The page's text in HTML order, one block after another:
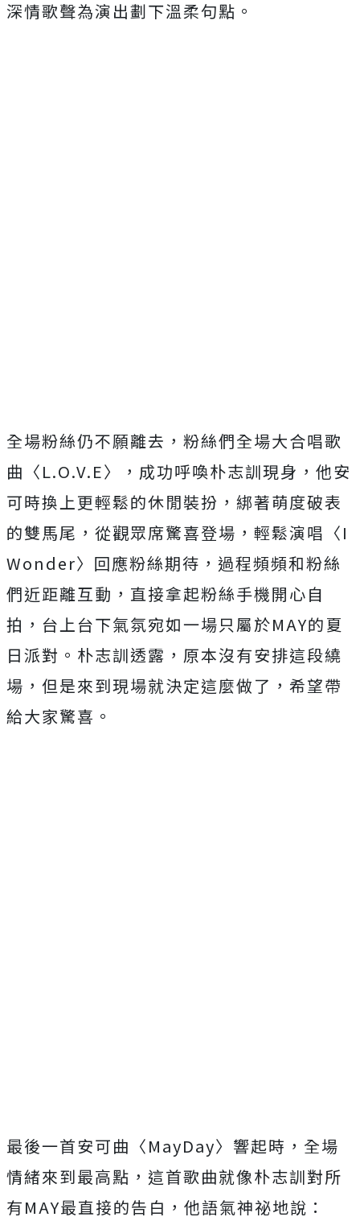
深情歌聲為演出劃下溫柔句點。
全場粉絲仍不願離去，粉絲們全場大合唱歌
曲〈L.O.V.E〉， 成功呼喚朴志訓現身，他安
可時換上更輕鬆的休閒裝扮， 綁著萌度破表
的雙馬尾，從觀眾席驚喜登場，輕鬆演唱〈I
Wonder〉回應粉絲期待，過程頻頻和粉絲
們近距離互動， 直接拿起粉絲手機開心自
拍， 台上台下氣氛宛如一場只屬於MAY的夏
日派對。朴志訓透露， 原本沒有安排這段繞
場，但是來到現場就決定這麼做了， 希望帶
給大家驚喜。
最後一首安可曲〈MayDay〉響起時，全場
情緒來到最高點， 這首歌曲就像朴志訓對所
有MAY最直接的告白，他語氣神祕地說：